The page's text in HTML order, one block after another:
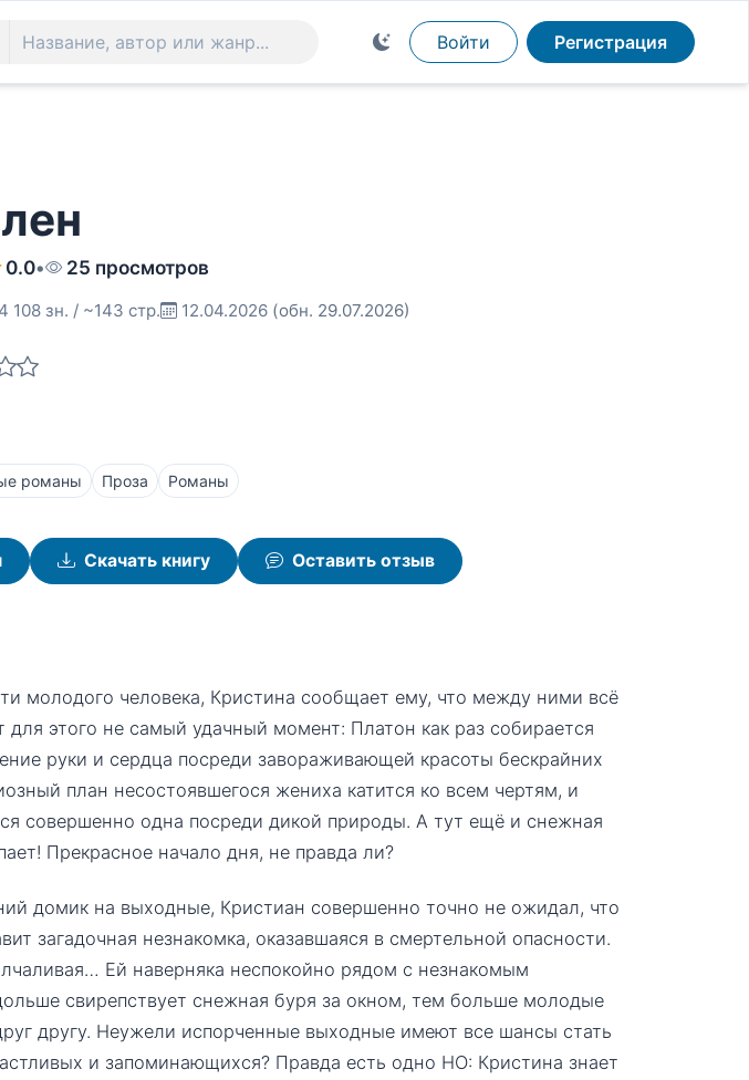
Войти Регистрация
0.0• 25 просмотров
108 зн. / ~143 стр. 12.04.2026 (обн. 29.07.2026)
романы Проза Романы
Скачать книгу Оставить отзыв
молодого человека, Кристина сообщает ему, что между ними всё
для этого не самый удачный момент: Платон как раз собирается
руки и сердца посреди завораживающей красоты бескрайних
план несостоявшегося жениха катится ко всем чертям, и
совершенно одна посреди дикой природы. А тут ещё и снежная
Прекрасное начало дня, не правда ли?
домик на выходные, Кристиан совершенно точно не ожидал, что
загадочная незнакомка, оказавшаяся в смертельной опасности.
Ей наверняка неспокойно рядом с незнакомым
свирепствует снежная буря за окном, тем больше молодые
другу. Неужели испорченные выходные имеют все шансы стать
и запоминающихся? Правда есть одно НО: Кристина знает